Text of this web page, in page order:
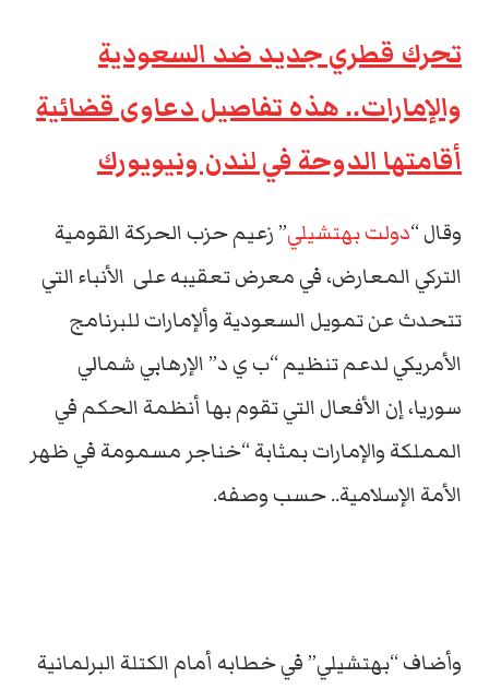
تحرك قطري جديد ضد السعودية
والإمارات.. هذه تفاصيل دعاوى قضائية
أقامتها الدوحة في لندن ونيويورك
وقال “دولت بهتشيلي” زعيم حزب الحركة القومية
التركي المعارض، في معرض تعقيبه على الأنباء التي
تتحدث عن تمويل السعودية وألإمارات للبرنامج
الأمريكي لدعم تنظيم “ب ي د” الإرهابي شمالي
سوريا، إن الأفعال التي تقوم بها أنظمة الحكم في
المملكة والإمارات بمثابة “خناجر مسمومة في ظهر
الأمة الإسلامية.. حسب وصفه.
وأضاف “بهتشيلي” في خطابه أمام الكتلة البرلمانية